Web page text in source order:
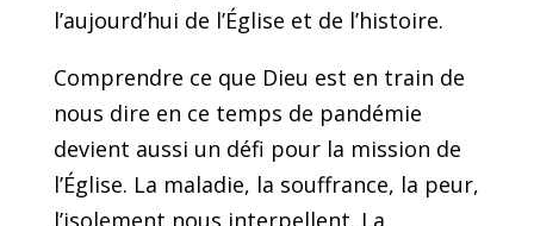
l’aujourd’hui de l’Église et de l’histoire.
Comprendre ce que Dieu est en train de
nous dire en ce temps de pandémie
devient aussi un défi pour la mission de
l’Église. La maladie, la souffrance, la peur,
l’isolement nous interpellent. La